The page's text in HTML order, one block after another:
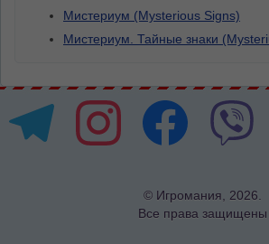
Мистериум (Mysterious Signs)
Мистериум. Тайные знаки
© Игромания, 2026.
Все права защищены